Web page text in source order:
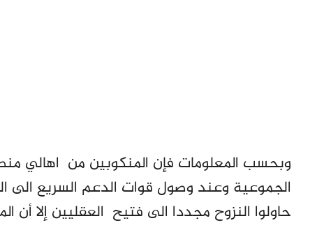
وبحسب المعلومات فإن المنكوبين من اهالي
الجموعية وعند وصول قوات الدعم السريع الى
حاولوا النزوح مجددا الى فتيح العقليين إلا